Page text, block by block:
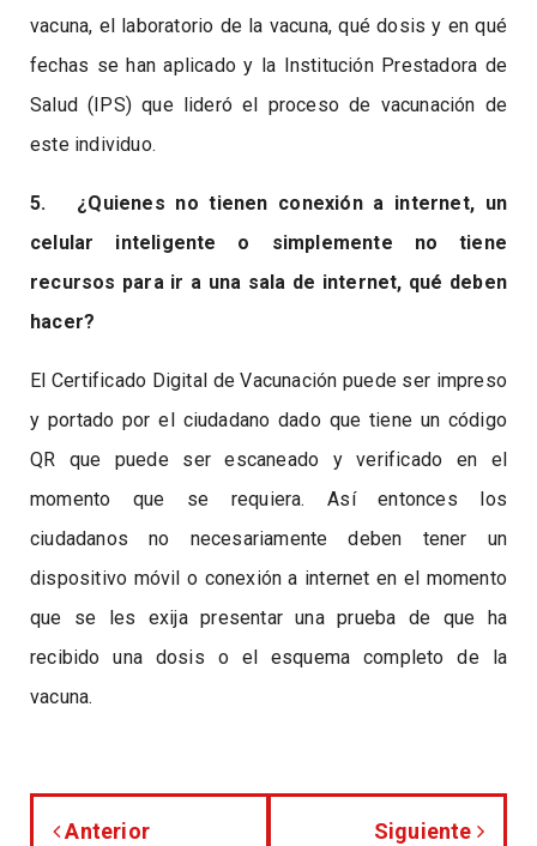
vacuna, el laboratorio de la vacuna, qué dosis y en qué
fechas se han aplicado y la Institución Prestadora de
Salud (IPS) que lideró el proceso de vacunación de
este individuo.
5. ¿Quienes no tienen conexión a internet, un
celular inteligente o simplemente no tiene
recursos para ir a una sala de internet, qué deben
hacer?
El Certificado Digital de Vacunación puede ser impreso
y portado por el ciudadano dado que tiene un código
QR que puede ser escaneado y verificado en el
momento que se requiera. Así entonces los
ciudadanos no necesariamente deben tener un
dispositivo móvil o conexión a internet en el momento
que se les exija presentar una prueba de que ha
recibido una dosis o el esquema completo de la
vacuna.
Anterior Siguiente